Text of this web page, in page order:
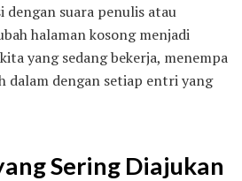
suara penulis atau
halaman kosong menjadi
yang sedang bekerja, menempa
dalam dengan setiap entri yang
Sering Diajukan